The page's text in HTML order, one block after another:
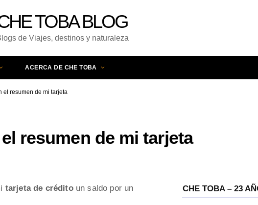
TOBA BLOG
de Viajes, destinos y naturaleza
ACERCA DE CHE TOBA
el resumen de mi tarjeta
resumen de mi tarjeta
tarjeta de créditoun saldo por un
CHE TOBA – 23